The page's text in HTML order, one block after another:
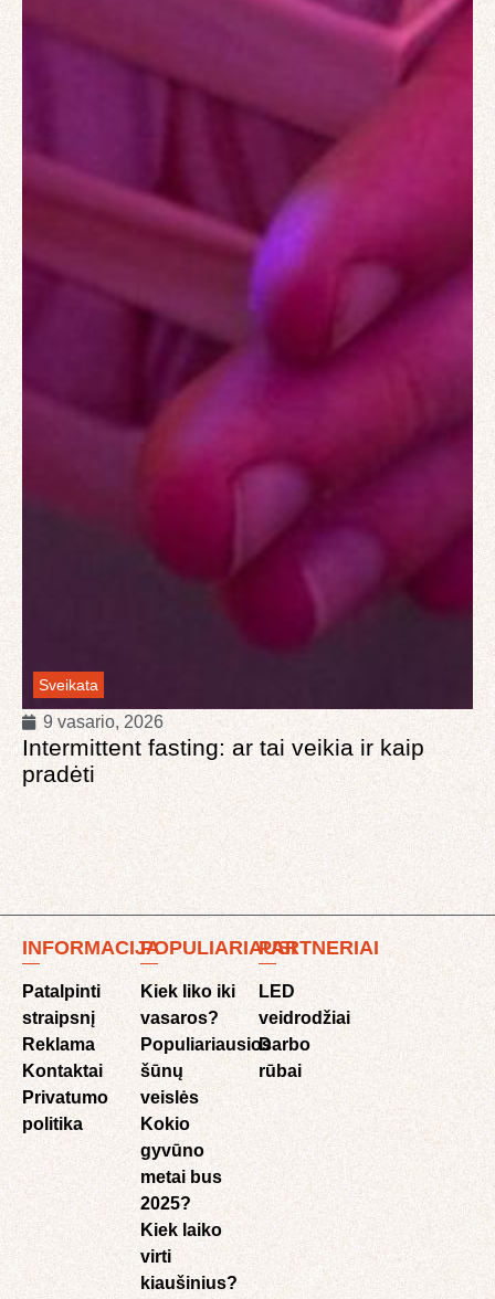
Sveikata
9 vasario, 2026
Intermittent fasting: ar tai veikia ir kaip
pradėti
INFORMACIJA
Patalpinti
straipsnį
Reklama
Kontaktai
Privatumo
politika
POPULIARIAUSI
Kiek liko iki
vasaros?
Populiariausios
šūnų
veislės
Kokio
gyvūno
metai bus
2025?
Kiek laiko
virti
kiaušinius?
PARTNERIAI
LED
veidrodžiai
Darbo
rūbai